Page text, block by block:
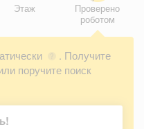
Этаж
Проверено
роботом
?
. Получите
поручите поиск